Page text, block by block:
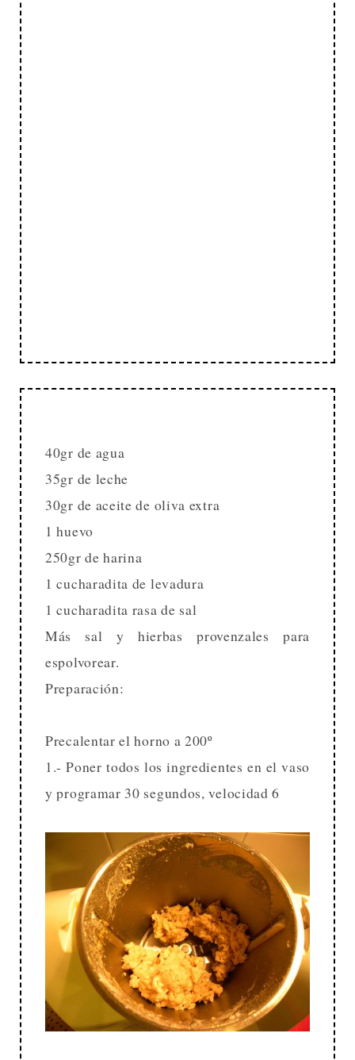
40gr de agua
35gr de leche
30gr de aceite de oliva extra
1 huevo
250gr de harina
1 cucharadita de levadura
1 cucharadita rasa de sal
Más sal y hierbas provenzales para
espolvorear.
Preparación:
Precalentar el horno a 200º
1.- Poner todos los ingredientes en el vaso
y programar 30 segundos, velocidad 6